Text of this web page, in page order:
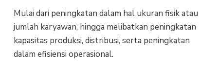
Mulai dari peningkatan dalam hal ukuran fisik atau
jumlah karyawan, hingga melibatkan peningkatan
kapasitas produksi, distribusi, serta peningkatan
dalam efisiensi operasional.